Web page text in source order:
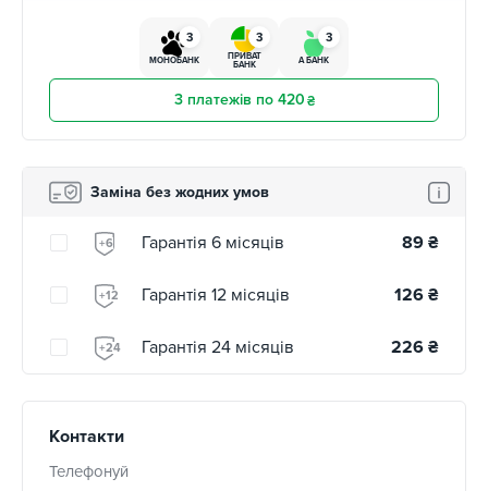
3
МОНОБАНК
3
ПРИВАТ
БАНК
3
А БАНК
3 платежів по 420₴
Заміна без жодних умов
+6 Гарантія 6 місяців 89 ₴
+12 Гарантія 12 місяців 126 ₴
+24 Гарантія 24 місяців 226 ₴
Контакти
Телефонуй